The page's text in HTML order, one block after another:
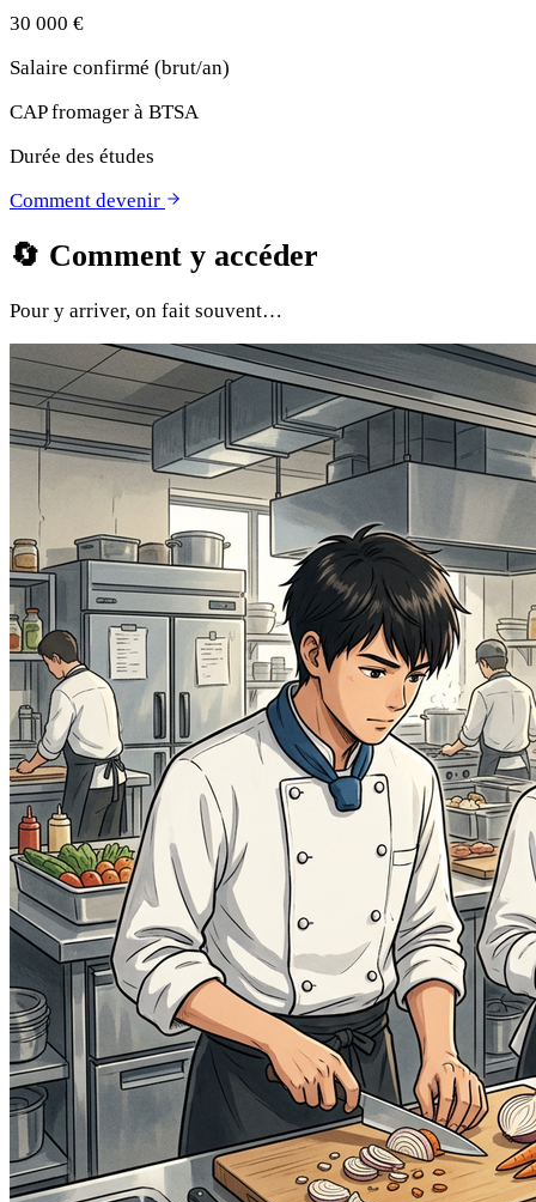
30 000 €
Salaire confirmé (brut/an)
CAP fromager à BTSA
Durée des études
Comment devenir
🔄 Comment y accéder
Pour y arriver, on fait souvent…